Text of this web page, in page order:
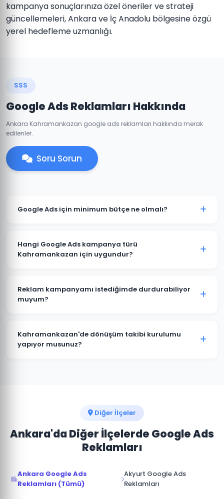
kampanya sonuçlarınıza özel öneriler ve strateji
güncellemeleri, Ankara ve İç Anadolu bölgesine özgü
yerel hedefleme uzmanlığı.
SSS
Google Ads Reklamları Hakkında
Ankara Kahramankazan google ads reklamları hakkında merak
edilenler.
Soru Sorun
Google Ads için minimum bütçe ne olmalı?
minimum aylık reklam bütçesi 2.000 TL'dir. Sektörünüz
ve rekabete göre bu rakam değişebilir. Ücretsiz bütçe
Hangi Google Ads kampanya türü
Kahramankazan için uygundur?
değişir. Yerel hizmet işletmeleri için Arama Ağı ve
Yerel Kampanyalar, e-ticaret için Alışveriş
Reklam kampanyamı istediğimde durdurabiliyor
muyum?
kampanyalarınızı istediğiniz zaman duraklatabilir veya
sonlandırabilirsiniz. Kampanya durdurulduğunda
Kahramankazan'de dönüşüm takibi kurulumu
yapıyor musunuz?
Diğer İlçeler
Ankara'da Diğer İlçelerde Google Ads
Reklamları
Ankara Google Ads
Reklamları (Tümü)
Akyurt Google Ads
Reklamları